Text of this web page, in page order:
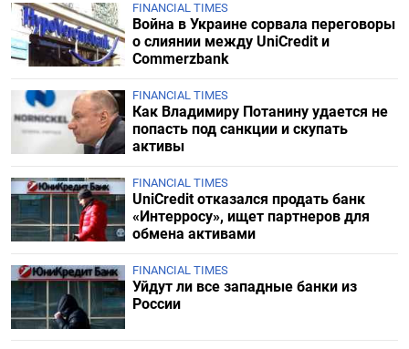
FINANCIAL TIMES
Война в Украине сорвала переговоры
о слиянии между UniCredit и
Commerzbank
FINANCIAL TIMES
Как Владимиру Потанину удается не
попасть под санкции и скупать
активы
FINANCIAL TIMES
UniCredit отказался продать банк
«Интерросу», ищет партнеров для
обмена активами
FINANCIAL TIMES
Уйдут ли все западные банки из
России